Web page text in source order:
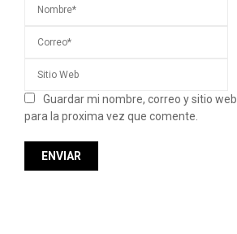
Guardar mi nombre, correo y sitio
para la proxima vez que comente.